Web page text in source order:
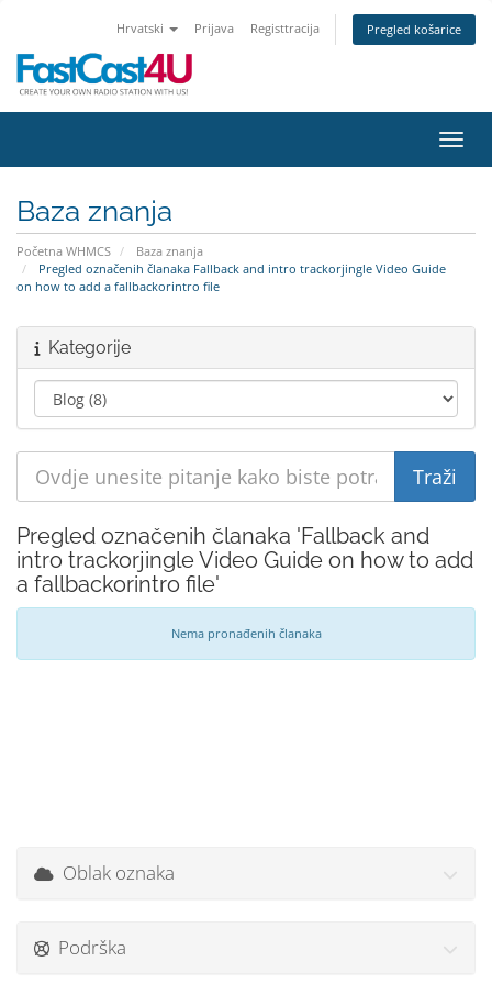
Hrvatski Prijava Registtracija Pregled košarice
Baza znanja
Početna WHMCS
Baza znanja
Pregled označenih članaka Fallback and intro trackorjingle Video Guide
on how to add a fallbackorintro file
Kategorije
Pregled označenih članaka 'Fallback and
intro trackorjingle Video Guide on how to add
a fallbackorintro file'
Nema pronađenih članaka
Oblak oznaka
Podrška